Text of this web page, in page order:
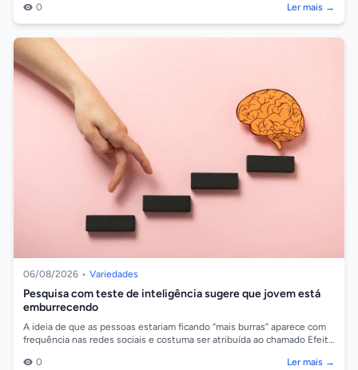
0
Ler mais →
06/08/2026 • Variedades
Pesquisa com teste de inteligência sugere que jovem está
emburrecendo
A ideia de que as pessoas estariam ficando “mais burras” aparece com
frequência nas redes sociais e costuma ser atribuída ao chamado Efeito
0
Ler mais →